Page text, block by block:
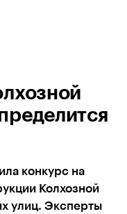
конкурс на
Колхозной
улиц. Эксперты